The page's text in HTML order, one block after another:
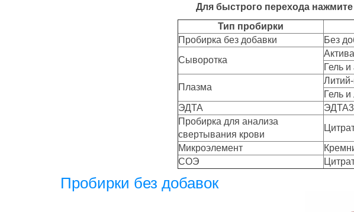
Для быстрого перехода
Тип пробирки
Пробирка без добавки
Без
Сыворотка
Гель
Плазма
Гель
ЭДТА
Пробирка для анализа
свертывания крови
Микроэлемент
СОЭ
Пробирки без добавок